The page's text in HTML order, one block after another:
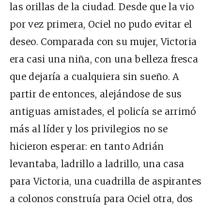
las orillas de la ciudad. Desde que la vio
por vez primera, Ociel no pudo evitar el
deseo. Comparada con su mujer, Victoria
era casi una niña, con una belleza fresca
que dejaría a cualquiera sin sueño. A
partir de entonces, alejándose de sus
antiguas amistades, el policía se arrimó
más al líder y los privilegios no se
hicieron esperar: en tanto Adrián
levantaba, ladrillo a ladrillo, una casa
para Victoria, una cuadrilla de aspirantes
a colonos construía para Ociel otra, dos